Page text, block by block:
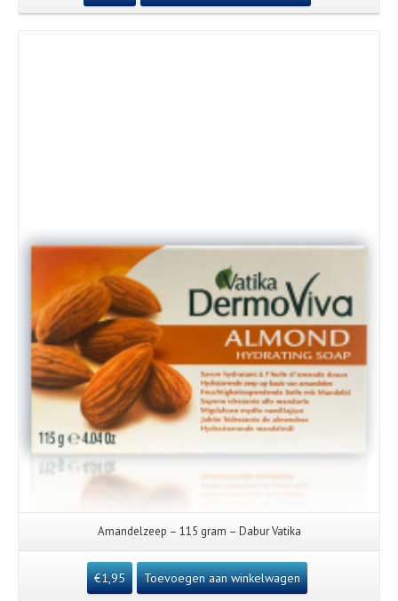
Amandelzeep – 115 gram – Dabur Vatika
€1,95 Toevoegen aan winkelwagen